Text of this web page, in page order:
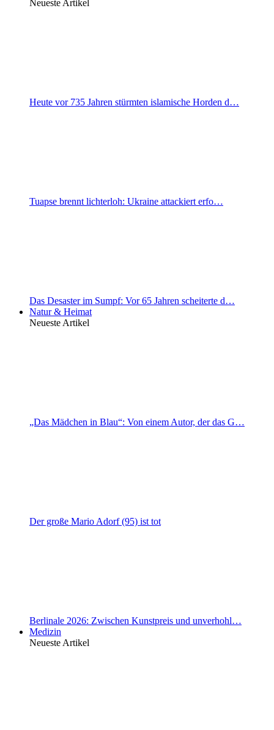
Neueste Artikel
Heute vor 735 Jahren stürmten islamische Horden d…
Tuapse brennt lichterloh: Ukraine attackiert erfo…
Das Desaster im Sumpf: Vor 65 Jahren scheiterte d…
Natur & Heimat
Neueste Artikel
„Das Mädchen in Blau“: Von einem Autor, der das G…
Der große Mario Adorf (95) ist tot
Berlinale 2026: Zwischen Kunstpreis und unverhohl…
Medizin
Neueste Artikel